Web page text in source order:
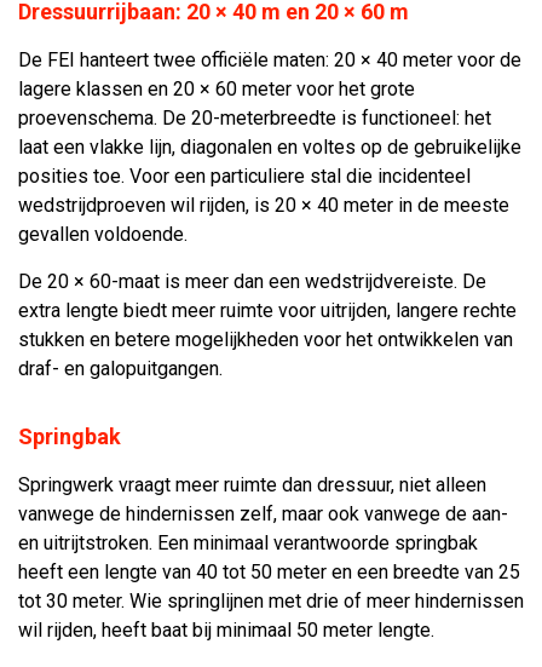
Dressuurrijbaan: 20 × 40 m en 20 × 60 m
De FEI hanteert twee officiële maten: 20 × 40 meter voor de
lagere klassen en 20 × 60 meter voor het grote
proevenschema. De 20-meterbreedte is functioneel: het
laat een vlakke lijn, diagonalen en voltes op de gebruikelijke
posities toe. Voor een particuliere stal die incidenteel
wedstrijdproeven wil rijden, is 20 × 40 meter in de meeste
gevallen voldoende.
De 20 × 60-maat is meer dan een wedstrijdvereiste. De
extra lengte biedt meer ruimte voor uitrijden, langere rechte
stukken en betere mogelijkheden voor het ontwikkelen van
draf- en galopuitgangen.
Springbak
Springwerk vraagt meer ruimte dan dressuur, niet alleen
vanwege de hindernissen zelf, maar ook vanwege de aan-
en uitrijtstroken. Een minimaal verantwoorde springbak
heeft een lengte van 40 tot 50 meter en een breedte van 25
tot 30 meter. Wie springlijnen met drie of meer hindernissen
wil rijden, heeft baat bij minimaal 50 meter lengte.